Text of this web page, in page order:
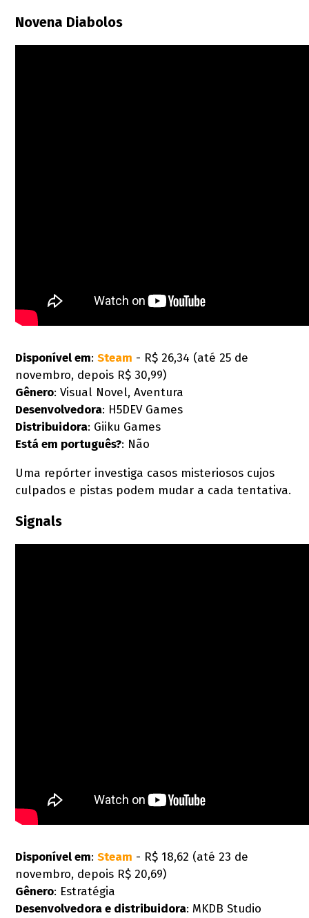
Novena Diabolos
Disponível em:Steam - R$ 26,34 (até 25 de
novembro, depois R$ 30,99)
Gênero: Visual Novel, Aventura
Desenvolvedora: H5DEV Games
Distribuidora: Giiku Games
Está em português?: Não
Uma repórter investiga casos misteriosos cujos
culpados e pistas podem mudar a cada tentativa.
Signals
Disponível em:Steam - R$ 18,62 (até 23 de
novembro, depois R$ 20,69)
Gênero: Estratégia
Desenvolvedora e distribuidora: MKDB Studio